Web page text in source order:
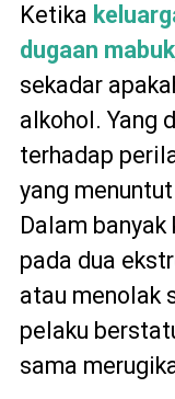
Ketika
dugaan mabuk
sekadar
alkohol. Yang
terhadap
yang
Dalam
pada dua
atau menolak
pelaku
sama